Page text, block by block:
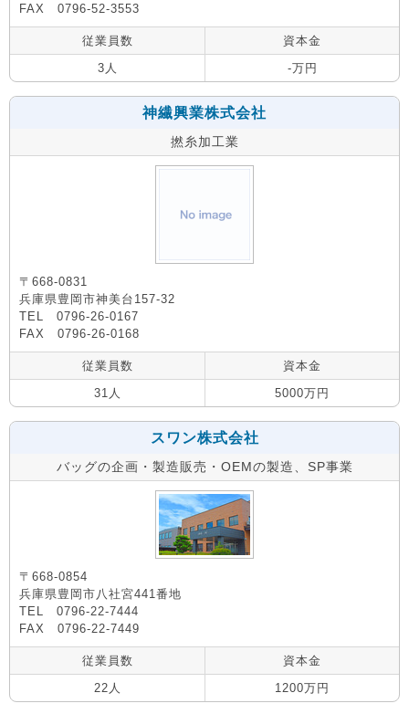
FAX 0796-52-3553
従業員数
資本金
3人
-万円
神繊興業株式会社
撚糸加工業
〒668-0831
兵庫県豊岡市神美台157-32
TEL 0796-26-0167
FAX 0796-26-0168
従業員数
資本金
31人
5000万円
スワン株式会社
バッグの企画・製造販売・OEMの製造、SP事業
〒668-0854
兵庫県豊岡市八社宮441番地
TEL 0796-22-7444
FAX 0796-22-7449
従業員数
資本金
22人
1200万円